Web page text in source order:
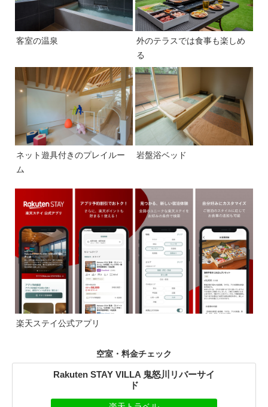
客室の温泉
外のテラスでは食事も楽しめ
る
ネット遊具付きのプレイルー
ム
岩盤浴ベッド
楽天ステイ公式アプリ
空室・料金チェック
Rakuten STAY VILLA 鬼怒川リバーサイ
ド